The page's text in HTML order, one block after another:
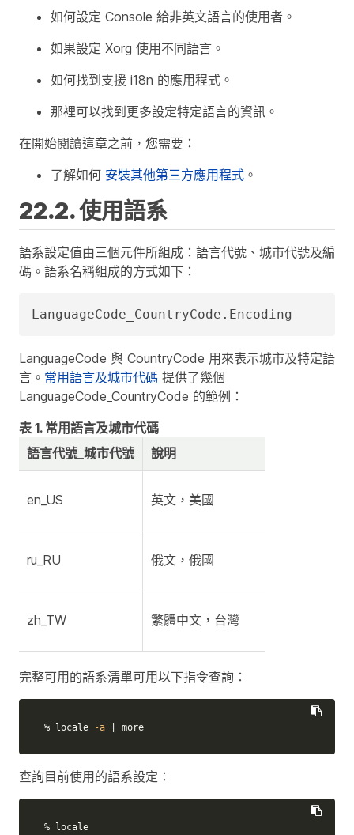
如何設定 Console 給非英文語言的使用者。
如果設定 Xorg 使用不同語言。
如何找到支援 i18n 的應用程式。
那裡可以找到更多設定特定語言的資訊。
在開始閱讀這章之前，您需要：
了解如何 安裝其他第三方應用程式 。
22.2. 使用語系
語系設定值由三個元件所組成：語言代號、城市代號及編
碼。語系名稱組成的方式如下：
LanguageCode_CountryCode.Encoding
LanguageCode 與 CountryCode 用來表示城市及特定語
言。 常用語言及城市代碼 提供了幾個
LanguageCode_CountryCode 的範例：
表 1. 常用語言及城市代碼
語言代號_城市代號
說明
en_US 英文，美國
ru_RU 俄文，俄國
zh_TW 繁體中文，台灣
完整可用的語系清單可用以下指令查詢：
% locale -a | more
查詢目前使用的語系設定：
% locale